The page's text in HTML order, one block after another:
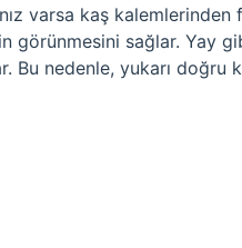
varsa kaş
sağlar. Yay
Bu nedenle, yukarı